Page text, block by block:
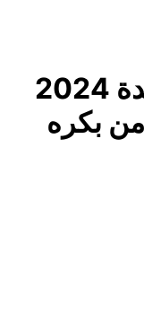
أسعار الإندومي الجديدة 2024
من بكره